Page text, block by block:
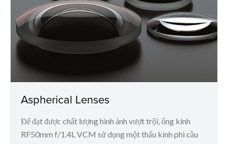
Aspherical Lenses
Để đạt được chất lượng hình ảnh vượt trội, ống kính
RF50mm f/1.4L VCM sử dụng một thấu kính phi cầu